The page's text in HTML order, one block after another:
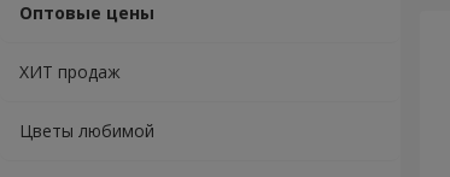
Оптовые цены
ХИТ продаж
Цветы любимой